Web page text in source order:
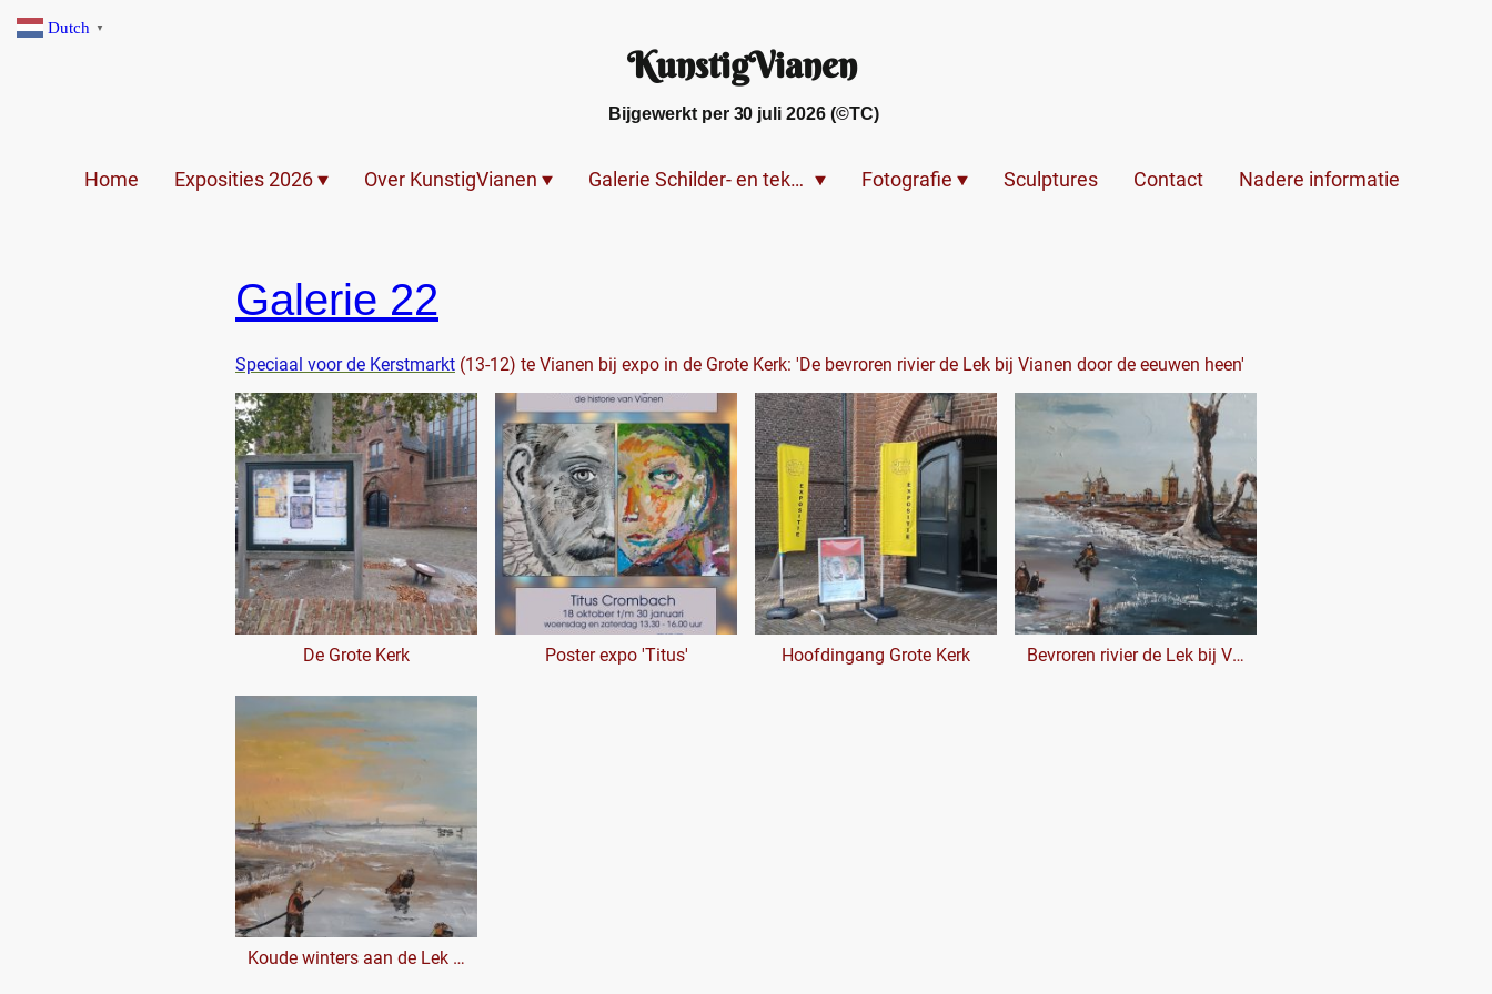
KunstigVianen
Bijgewerkt per 30 juli 2026 (©TC)
Home Exposities 2026 Over KunstigVianen Galerie Schilder- en tekenwerk Fotografie Sculptures Contact Nadere informatie
Galerie 22
Speciaal voor de Kerstmarkt (13-12) te Vianen bij expo in de Grote Kerk: 'De bevroren rivier de Lek bij Vianen door de eeuwen heen'
De Grote Kerk Poster expo 'Titus' Hoofdingang Grote Kerk Bevroren rivier de Lek bij Vianen (detail)
Koude winters aan de Lek bij Vianen (detail)
Dutch ▼